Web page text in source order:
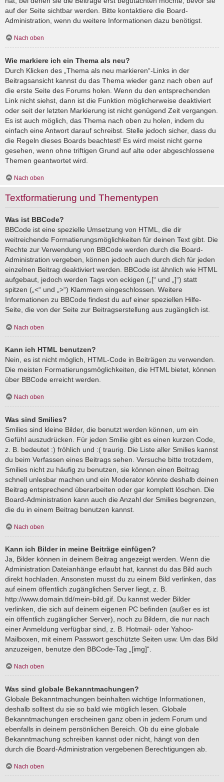
auf der Seite sichtbar werden. Bitte kontaktiere die Board-
Administration, wenn du weitere Informationen dazu benötigst.
Nach oben
Wie markiere ich ein Thema als neu?
Durch Klicken des „Thema als neu markieren“-Links in der
Beitragsansicht kannst du das Thema wieder ganz nach oben auf
die erste Seite des Forums holen. Wenn du den entsprechenden
Link nicht siehst, dann ist die Funktion möglicherweise deaktiviert
oder seit der letzten Markierung ist nicht genügend Zeit vergangen.
Es ist auch möglich, das Thema nach oben zu holen, indem du
einfach eine Antwort darauf schreibst. Stelle jedoch sicher, dass du
die Regeln dieses Boards beachtest! Es wird meist nicht gerne
gesehen, wenn ohne triftigen Grund auf alte oder abgeschlossene
Themen geantwortet wird.
Nach oben
Textformatierung und Thementypen
Was ist BBCode?
BBCode ist eine spezielle Umsetzung von HTML, die dir
weitreichende Formatierungsmöglichkeiten für deinen Text gibt. Die
Rechte zur Verwendung von BBCode werden durch die Board-
Administration vergeben, können jedoch auch durch dich für jeden
einzelnen Beitrag deaktiviert werden. BBCode ist ähnlich wie HTML
aufgebaut, jedoch werden Tags von eckigen („[“ und „]“) statt
spitzen („<“ und „>“) Klammern eingeschlossen. Weitere
Informationen zu BBCode findest du auf einer speziellen Hilfe-
Seite, die von der Seite zur Beitragserstellung aus zugänglich ist.
Nach oben
Kann ich HTML benutzen?
Nein, es ist nicht möglich, HTML-Code in Beiträgen zu verwenden.
Die meisten Formatierungsmöglichkeiten, die HTML bietet, können
über BBCode erreicht werden.
Nach oben
Was sind Smilies?
Smilies sind kleine Bilder, die benutzt werden können, um ein
Gefühl auszudrücken. Für jeden Smilie gibt es einen kurzen Code,
z. B. bedeutet :) fröhlich und :( traurig. Die Liste aller Smilies kannst
du beim Verfassen eines Beitrags sehen. Versuche bitte trotzdem,
Smilies nicht zu häufig zu benutzen, sie können einen Beitrag
schnell unlesbar machen und ein Moderator könnte deshalb deinen
Beitrag entsprechend überarbeiten oder gar komplett löschen. Die
Board-Administration kann auch die Anzahl der Smilies begrenzen,
die du in einem Beitrag benutzen kannst.
Nach oben
Kann ich Bilder in meine Beiträge einfügen?
Ja, Bilder können in deinem Beitrag angezeigt werden. Wenn die
Administration Dateianhänge erlaubt hat, kannst du das Bild auch
direkt hochladen. Ansonsten musst du zu einem Bild verlinken, das
auf einem öffentlich zugänglichen Server liegt, z. B.
http://www.domain.tld/mein-bild.gif. Du kannst weder Bilder
verlinken, die sich auf deinem eigenen PC befinden (außer es ist
ein öffentlich zugänglicher Server), noch zu Bildern, die nur nach
einer Anmeldung verfügbar sind, z. B. Hotmail- oder Yahoo-
Mailboxen, mit einem Passwort geschützte Seiten usw. Um das Bild
anzuzeigen, benutze den BBCode-Tag „[img]“.
Nach oben
Was sind globale Bekanntmachungen?
Globale Bekanntmachungen beinhalten wichtige Informationen,
deshalb solltest du sie so bald wie möglich lesen. Globale
Bekanntmachungen erscheinen ganz oben in jedem Forum und
ebenfalls in deinem persönlichen Bereich. Ob du eine globale
Bekanntmachung schreiben kannst oder nicht, hängt von den
durch die Board-Administration vergebenen Berechtigungen ab.
Nach oben